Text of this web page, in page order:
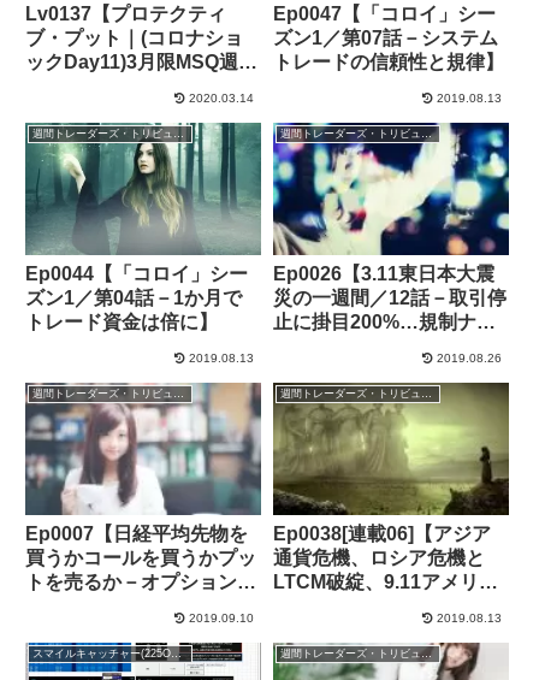
Lv0137【プロテクティ
ブ・プット｜(コロナショ
ックDay11)3月限MSQ週、
2020.03.14
Ep0047【「コロイ」シー
ズン1／第07話－システム
トレードの信頼性と規律】
2019.08.13
Ep0044【「コロイ」シー
ズン1／第04話－1か月で
トレード資金は倍に】
2019.08.13
週間トレーダーズ・トリビューン
Ep0026【3.11東日本大震
災の一週間／12話－取引停
止に掛目200%…規制ナシ
定の証券会社とは？】
2019.08.26
Ep0007【日経平均先物を
買うかコールを買うかプッ
トを売るか－オプション取
2019.09.10
Ep0038[連載06]【アジア
通貨危機、ロシア危機と
LTCM破綻、9.11アメリカ
2019.08.13
スマイルキャッチャー(225OP売買支援ツール) 週間トレーダーズ・トリビューン